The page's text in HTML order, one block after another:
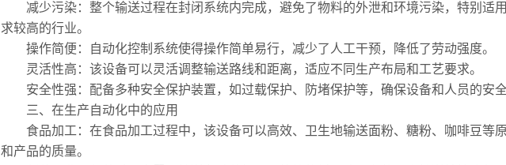
减少污染：整个输送过程在封闭系统内完成，避免了物料的外泄和环境污染，特别适
求较高的行业。
操作简便：自动化控制系统使得操作简单易行，减少了人工干预，降低了劳动强度。
灵活性高：该设备可以灵活调整输送路线和距离，适应不同生产布局和工艺要求。
安全性强：配备多种安全保护装置，如过载保护、防堵保护等，确保设备和人员的安全
三、在生产自动化中的应用
食品加工：在食品加工过程中，该设备可以高效、卫生地输送面粉、糖粉、咖啡豆等
和产品的质量。